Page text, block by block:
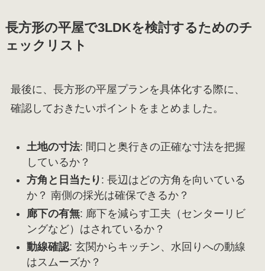
長方形の平屋で3LDKを検討するためのチ
ェックリスト
最後に、長方形の平屋プランを具体化する際に、
確認しておきたいポイントをまとめました。
土地の寸法: 間口と奥行きの正確な寸法を把握
しているか？
方角と日当たり : 長辺はどの方角を向いている
か？ 南側の採光は確保できるか？
廊下の有無: 廊下を減らす工夫（センターリビ
ングなど）はされているか？
動線確認: 玄関からキッチン、水回りへの動線
はスムーズか？